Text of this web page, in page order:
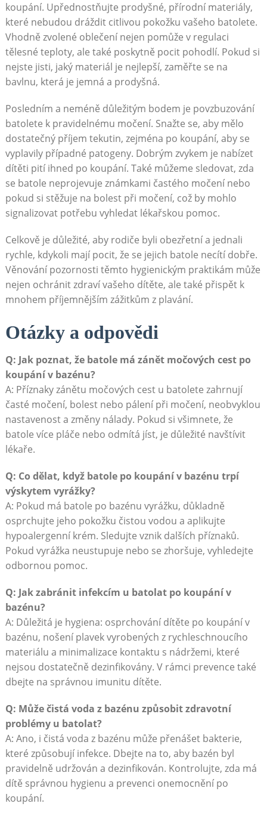
koupání. Upřednostňujte prodyšné, přírodní materiály,
které nebudou dráždit citlivou pokožku vašeho batolete.
Vhodně zvolené oblečení nejen pomůže v regulaci
tělesné teploty, ale také poskytně pocit pohodlí. Pokud si
nejste jisti, jaký materiál je nejlepší, zaměřte se na
bavlnu, která je jemná a prodyšná.
Posledním a neméně důležitým bodem je povzbuzování
batolete k pravidelnému močení. Snažte se, aby mělo
dostatečný příjem tekutin, zejména po koupání, aby se
vyplavily případné patogeny. Dobrým zvykem je nabízet
dítěti pití ihned po koupání. Také můžeme sledovat, zda
se batole neprojevuje známkami častého močení nebo
pokud si stěžuje na bolest při močení, což by mohlo
signalizovat potřebu vyhledat lékařskou pomoc.
Celkově je důležité, aby rodiče byli obezřetní a jednali
rychle, kdykoli mají pocit, že se jejich batole necítí dobře.
Věnování pozornosti těmto hygienickým praktikám může
nejen ochránit zdraví vašeho dítěte, ale také přispět k
mnohem příjemnějším zážitkům z plavání.
Otázky a odpovědi
Q: Jak poznat, že batole má zánět močových cest po
koupání v bazénu?
A: Příznaky zánětu močových cest u batolete zahrnují
časté močení, bolest nebo pálení při močení, neobvyklou
nastavenost a změny nálady. Pokud si všimnete, že
batole více pláče nebo odmítá jíst, je důležité navštívit
lékaře.
Q: Co dělat, když batole po koupání v bazénu trpí
výskytem vyrážky?
A: Pokud má batole po bazénu vyrážku, důkladně
osprchujte jeho pokožku čistou vodou a aplikujte
hypoalergenní krém. Sledujte vznik dalších příznaků.
Pokud vyrážka neustupuje nebo se zhoršuje, vyhledejte
odbornou pomoc.
Q: Jak zabránit infekcím u batolat po koupání v
bazénu?
A: Důležitá je hygiena: osprchování dítěte po koupání v
bazénu, nošení plavek vyrobených z rychleschnoucího
materiálu a minimalizace kontaktu s nádržemi, které
nejsou dostatečně dezinfikovány. V rámci prevence také
dbejte na správnou imunitu dítěte.
Q: Může čistá voda z bazénu způsobit zdravotní
problémy u batolat?
A: Ano, i čistá voda z bazénu může přenášet bakterie,
které způsobují infekce. Dbejte na to, aby bazén byl
pravidelně udržován a dezinfikován. Kontrolujte, zda má
dítě správnou hygienu a prevenci onemocnění po
koupání.